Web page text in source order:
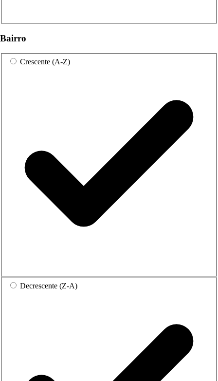
Bairro
Crescente (A-Z)
Decrescente (Z-A)